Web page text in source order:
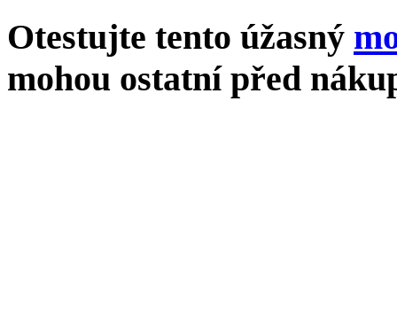
Otestujte tento úžasný
mohou ostatní před